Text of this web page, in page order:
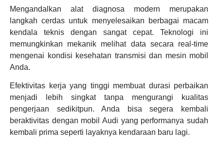
Mengandalkan alat diagnosa modern merupakan
langkah cerdas untuk menyelesaikan berbagai macam
kendala teknis dengan sangat cepat. Teknologi ini
memungkinkan mekanik melihat data secara real-time
mengenai kondisi kesehatan transmisi dan mesin mobil
Anda.
Efektivitas kerja yang tinggi membuat durasi perbaikan
menjadi lebih singkat tanpa mengurangi kualitas
pengerjaan sedikitpun. Anda bisa segera kembali
beraktivitas dengan mobil Audi yang performanya sudah
kembali prima seperti layaknya kendaraan baru lagi.